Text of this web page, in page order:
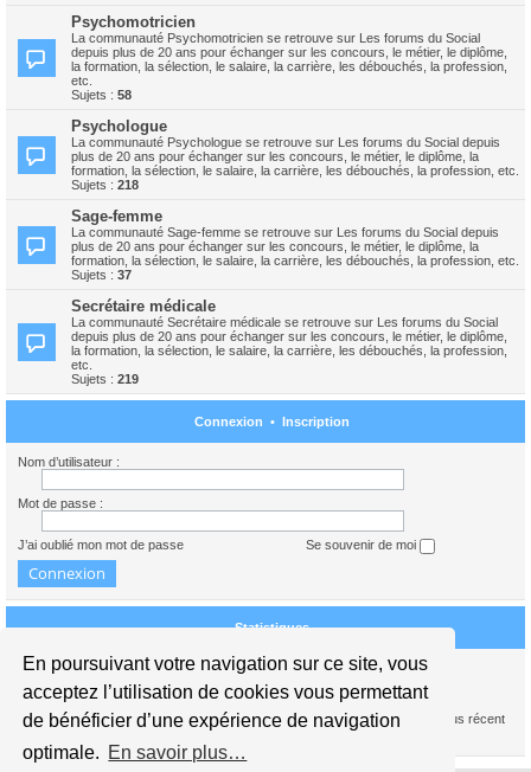
En poursuivant votre navigation sur ce site, vous
acceptez l’utilisation de cookies vous permettant
de bénéficier d’une expérience de navigation
optimale. En savoir plus…
Psychomotricien
La communauté Psychomotricien se retrouve sur Les forums du Social
depuis plus de 20 ans pour échanger sur les concours, le métier, le diplôme,
la formation, la sélection, le salaire, la carrière, les débouchés, la profession,
etc.
Sujets : 58
Psychologue
La communauté Psychologue se retrouve sur Les forums du Social depuis
plus de 20 ans pour échanger sur les concours, le métier, le diplôme, la
formation, la sélection, le salaire, la carrière, les débouchés, la profession, etc.
Sujets : 218
Sage-femme
La communauté Sage-femme se retrouve sur Les forums du Social depuis
plus de 20 ans pour échanger sur les concours, le métier, le diplôme, la
formation, la sélection, le salaire, la carrière, les débouchés, la profession, etc.
Sujets : 37
Secrétaire médicale
La communauté Secrétaire médicale se retrouve sur Les forums du Social
depuis plus de 20 ans pour échanger sur les concours, le métier, le diplôme,
la formation, la sélection, le salaire, la carrière, les débouchés, la profession,
etc.
Sujets : 219
Connexion • Inscription
Nom d’utilisateur :
Mot de passe :
J’ai oublié mon mot de passe Se souvenir de moi
Statistiques
Nous sommes le 09 août 2026 13:49
1739386messages •245441 sujets •15941membres • Notre membre le plus récent